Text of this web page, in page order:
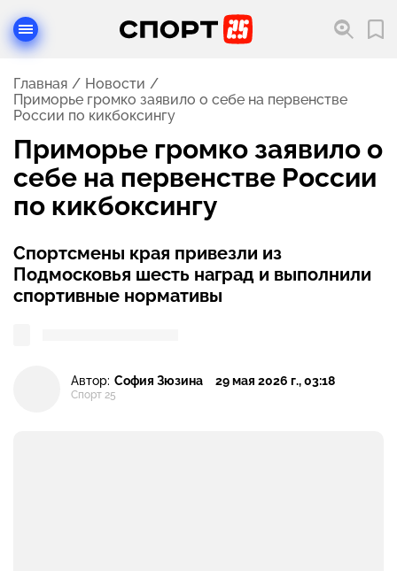
Главная
Новости
Приморье громко заявило о себе на первенстве
России по кикбоксингу
Приморье громко заявило о
себе на первенстве России
по кикбоксингу
Спортсмены края привезли из
Подмосковья шесть наград и выполнили
спортивные нормативы
Автор: София Зюзина
Спорт 25
29 мая 2026 г., 03:18